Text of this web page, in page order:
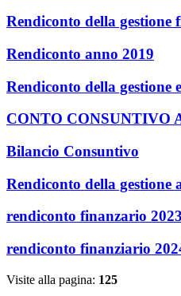
Rendiconto della gestione
Rendiconto anno 2019
Rendiconto della gestione
CONTO CONSUNTIVO
Bilancio Consuntivo
Rendiconto della gestione
rendiconto finanzario 2023
rendiconto finanziario
Visite alla pagina: 125